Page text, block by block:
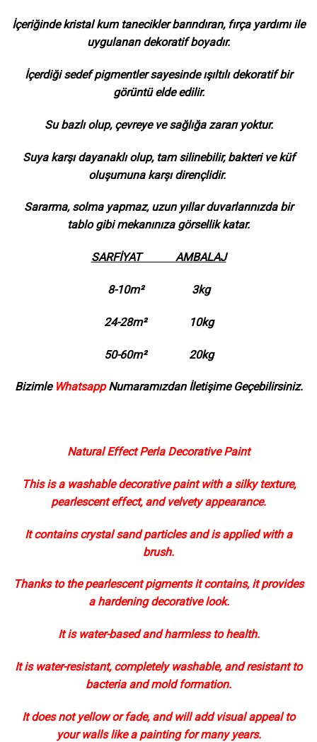
İçeriğinde kristal kum tanecikler barındıran, fırça yardımı ile
uygulanan dekoratif boyadır.
İçerdiği sedef pigmentler sayesinde ışıltılı dekoratif bir
görüntü elde edilir.
Su bazlı olup, çevreye ve sağlığa zararı yoktur.
Suya karşı dayanaklı olup, tam silinebilir, bakteri ve küf
oluşumuna karşı dirençlidir.
Sararma, solma yapmaz, uzun yıllar duvarlarınızda bir
tablo gibi mekanınıza görsellik katar.
SARFİYAT AMBALAJ
8-10m² 3kg
24-28m² 10kg
50-60m² 20kg
Bizimle Whatsapp Numaramızdan İletişime Geçebilirsiniz.
Natural Effect Perla Decorative Paint
This is a washable decorative paint with a silky texture,
pearlescent effect, and velvety appearance.
It contains crystal sand particles and is applied with a
brush.
Thanks to the pearlescent pigments it contains, it provides
a hardening decorative look.
It is water-based and harmless to health.
It is water-resistant, completely washable, and resistant to
bacteria and mold formation.
It does not yellow or fade, and will add visual appeal to
your walls like a painting for many years.